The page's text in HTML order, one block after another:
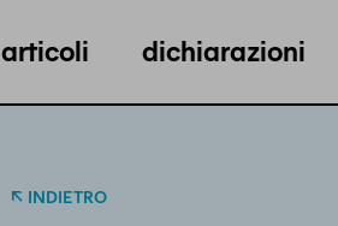
articoli dichiarazioni
INDIETRO